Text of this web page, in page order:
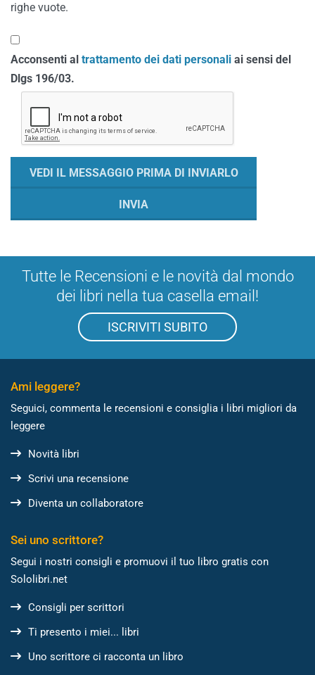
righe vuote.
Acconsenti al trattamento dei dati personali ai sensi del
Dlgs 196/03.
Tutte le Recensioni e le novità dal mondo
dei libri nella tua casella email!
ISCRIVITI SUBITO
Ami leggere?
Seguici, commenta le recensioni e consiglia i libri migliori da
leggere
Novità libri
Scrivi una recensione
Diventa un collaboratore
Sei uno scrittore?
Segui i nostri consigli e promuovi il tuo libro gratis con
Sololibri.net
Consigli per scrittori
Ti presento i miei... libri
Uno scrittore ci racconta un libro